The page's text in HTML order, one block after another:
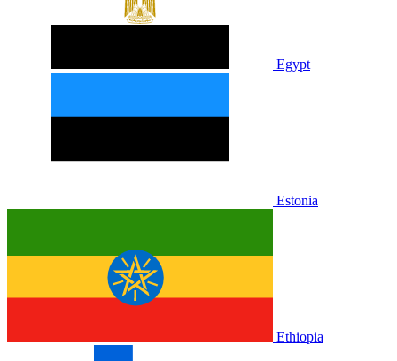
Egypt
Estonia
Ethiopia